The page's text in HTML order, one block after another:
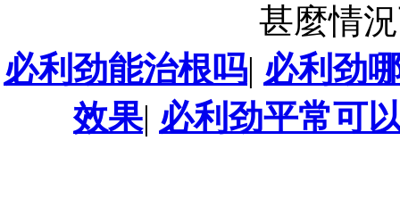
甚麼情
必利劲能治根吗| 必利劲
效果| 必利劲平常可